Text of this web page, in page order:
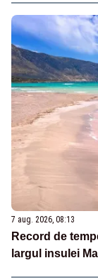
7 aug. 2026, 08:13
Record de
largul insulei